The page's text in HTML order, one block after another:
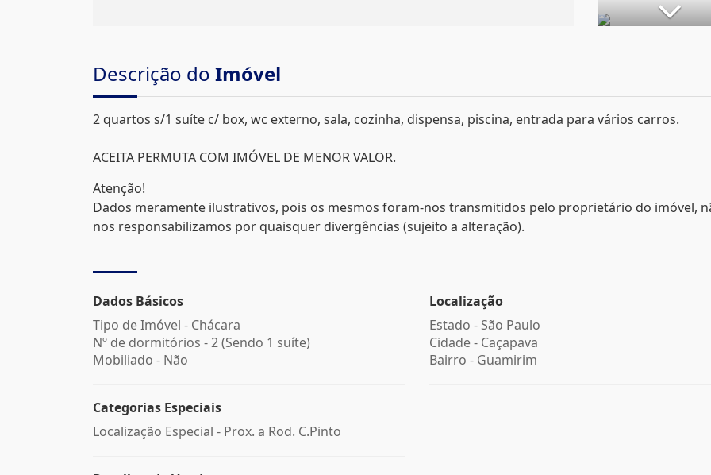
Descrição do Imóvel
2 quartos s/1 suíte c/ box, wc externo, sala, cozinha, dispensa, piscina, entrada para vários carros.
ACEITA PERMUTA COM IMÓVEL DE MENOR VALOR.
Atenção!
Dados meramente ilustrativos, pois os mesmos foram-nos transmitidos pelo proprietário do imóvel,
nos responsabilizamos por quaisquer divergências (sujeito a alteração).
Dados Básicos
Tipo de Imóvel - Chácara
Nº de dormitórios - 2 (Sendo 1 suíte)
Mobiliado - Não
Categorias Especiais
Localização Especial - Prox. a Rod. C.Pinto
Localização
Estado - São Paulo
Cidade - Caçapava
Bairro - Guamirim